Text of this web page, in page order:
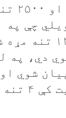
تنه
چې په
دي، په
ټپيان شوي